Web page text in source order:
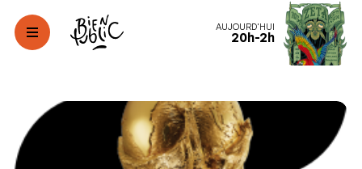
AUJOURD'HUI
20h-2h